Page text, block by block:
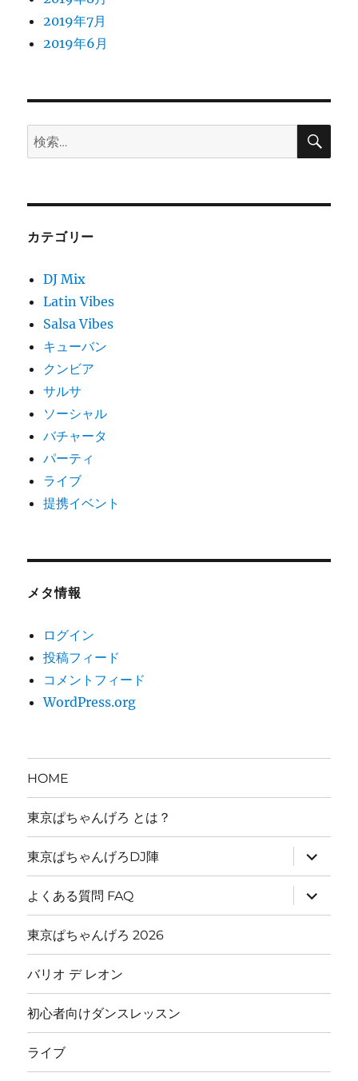
2019年7月
2019年6月
検
索:
検
カテゴリー
DJ Mix
Latin Vibes
Salsa Vibes
キューバン
クンビア
サルサ
ソーシャル
バチャータ
パーティ
ライブ
提携イベント
メタ情報
ログイン
投稿フィード
コメントフィード
WordPress.org
HOME
東京ぱちゃんげろ とは？
東京ぱちゃんげろDJ陣
サ
ブ
メ
ニ
ュ
ー
開
よくある質問 FAQ
サ
ブ
メ
ー
開
東京ぱちゃんげろ 2026
バリオ デ レオン
初心者向けダンスレッスン
ライブ